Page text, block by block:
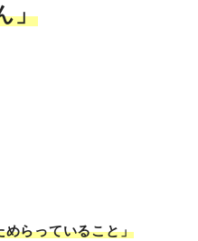
」
めらっていること」